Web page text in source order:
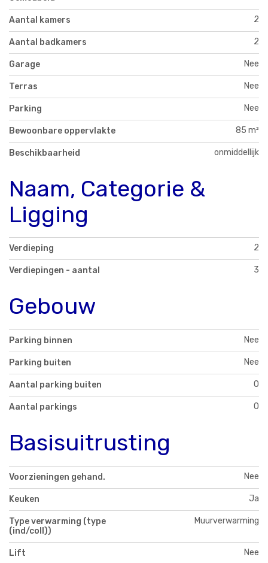
Aantal kamers 2
Aantal badkamers 2
Garage Nee
Terras Nee
Parking Nee
Bewoonbare oppervlakte 85 m²
Beschikbaarheid onmiddellijk
Naam, Categorie &
Ligging
Verdieping 2
Verdiepingen - aantal 3
Gebouw
Parking binnen Nee
Parking buiten Nee
Aantal parking buiten 0
Aantal parkings 0
Basisuitrusting
Voorzieningen gehand. Nee
Keuken Ja
Type verwarming (type
(ind/coll))
Muurverwarming
Lift Nee